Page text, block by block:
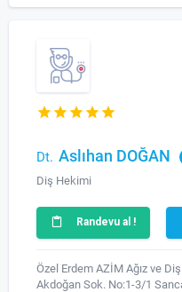
Dt. Aslıhan DOĞAN
Diş Hekimi
Randevu al !
Özel Erdem AZİM Ağız ve
Akdoğan Sok. No:1-3/1